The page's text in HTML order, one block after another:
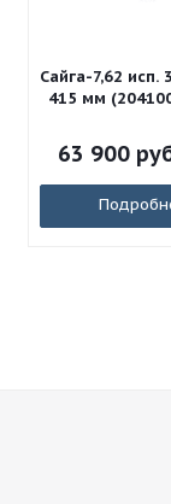
Сайга-7,62 исп.
415 мм
63 900